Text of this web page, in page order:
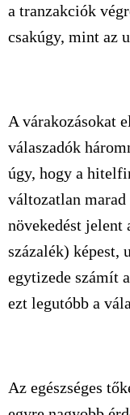
a tranzakciók
csakúgy, mint az
A várakozásokat
válaszadók
úgy, hogy a
változatlan marad
növekedést jelent
százalék) képest,
egytizede számít
ezt legutóbb a
Az egészséges